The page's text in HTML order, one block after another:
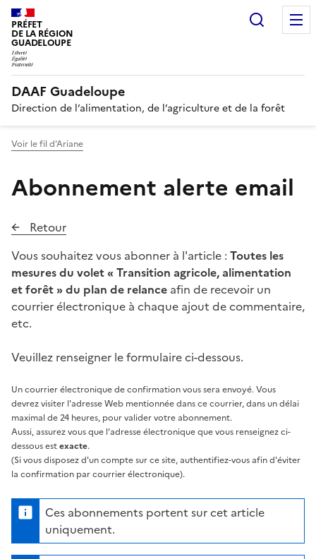
PRÉFET
DE LA RÉGION
GUADELOUPE
DAAF Guadeloupe
Direction de l’alimentation, de l’agriculture et de la forêt
Voir le fil d'Ariane
Abonnement alerte email
Retour
Vous souhaitez vous abonner à l'article : Toutes les
mesures du volet « Transition agricole, alimentation
et forêt » du plan de relance afin de recevoir un
courrier électronique à chaque ajout de commentaire,
etc.
Veuillez renseigner le formulaire ci-dessous.
Un courrier électronique de confirmation vous sera envoyé. Vous
devrez visiter l'adresse Web mentionnée dans ce courrier, dans un délai
maximal de 24 heures, pour valider votre abonnement.
Aussi, assurez vous que l'adresse électronique que vous renseignez ci-
dessous estexacte.
(Si vous disposez d'un compte sur ce site, authentifiez-vous afin d'éviter
la confirmation par courrier électronique).
Ces abonnements portent sur cet article
uniquement.